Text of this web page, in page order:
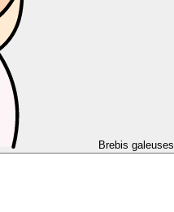
Brebis galeuses